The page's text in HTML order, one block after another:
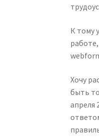
К тому
Хочу
быть
апреля